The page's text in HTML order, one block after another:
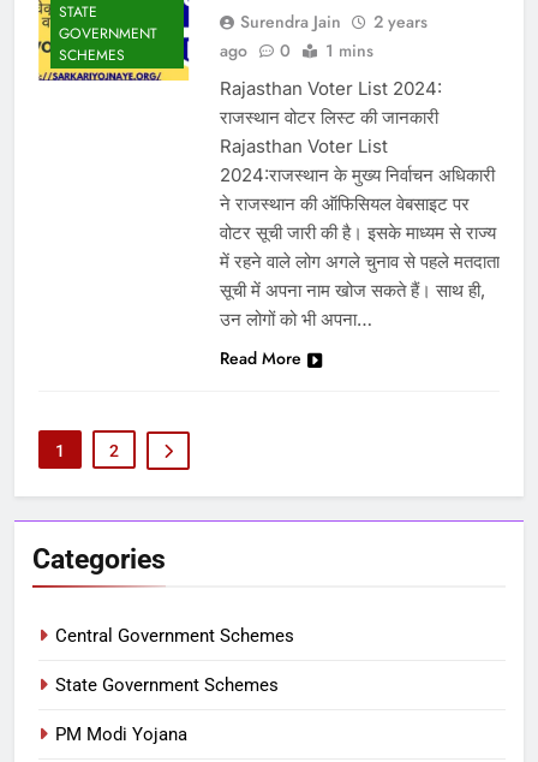
STATE
GOVERNMENT
SCHEMES
Surendra Jain
2 years
ago
0 1 mins
Rajasthan Voter List 2024:
राजस्थान वोटर लिस्ट की जानकारी
Rajasthan Voter List
2024:राजस्थान के मुख्य निर्वाचन अधिकारी
ने राजस्थान की ऑफिसियल वेबसाइट पर
वोटर सूची जारी की है। इसके माध्यम से राज्य
में रहने वाले लोग अगले चुनाव से पहले मतदाता
सूची में अपना नाम खोज सकते हैं। साथ ही,
उन लोगों को भी अपना…
Read More
1 2
Categories
Central Government Schemes
State Government Schemes
PM Modi Yojana